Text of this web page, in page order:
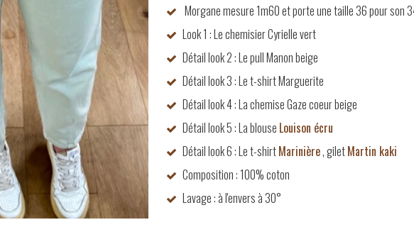
Morgane mesure 1m60 et porte une taille 36 pour son
Look 1 : Le chemisier Cyrielle vert
Détail look 2 : Le pull Manon beige
Détail look 3 : Le t-shirt Marguerite
Détail look 4 : La chemise Gaze coeur beige
Détail look 5 : La blouse Louison écru
Détail look 6 : Le t-shirtMarinière, giletMartin kaki
Composition : 100% coton
Lavage : à l'envers à 30°